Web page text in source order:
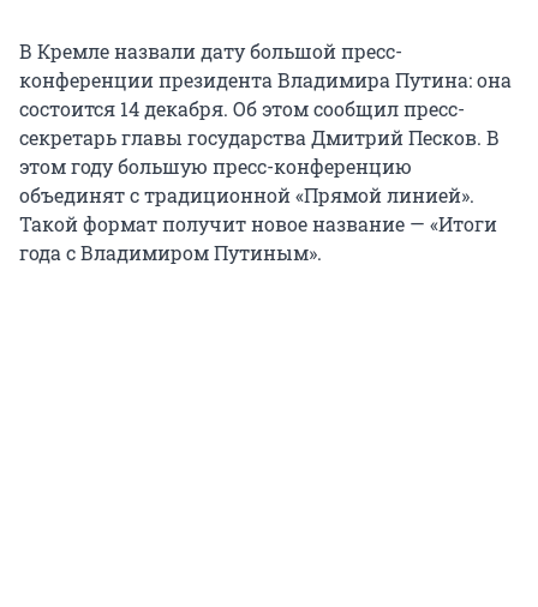
В Кремле назвали дату большой пресс-
конференции президента Владимира Путина: она
состоится 14 декабря. Об этом сообщил пресс-
секретарь главы государства Дмитрий Песков. В
этом году большую пресс-конференцию
объединят с традиционной «Прямой линией».
Такой формат получит новое название — «Итоги
года с Владимиром Путиным».